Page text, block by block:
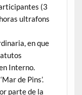
(3
ultrafons
en que
Interno.
de Pins’.
parte de la